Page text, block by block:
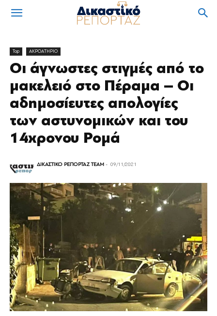
Top ΑΚΡΟΑΤΗΡΙΟ
Oι άγνωστες στιγµές από το
µακελειό στο Πέραµα – Οι
αδημοσίευτες απολογίες
των αστυνομικών και του
14χρονου Ρομά
ΔΙΚΑΣΤΙΚΟ ΡΕΠΟΡΤΑΖ TEAM - 09/11/2021